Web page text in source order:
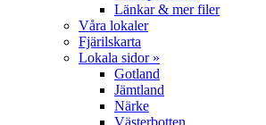
Länkar & mer filer
Våra lokaler
Fjärilskarta
Lokala sidor»
Gotland
Jämtland
Närke
Västerbotten